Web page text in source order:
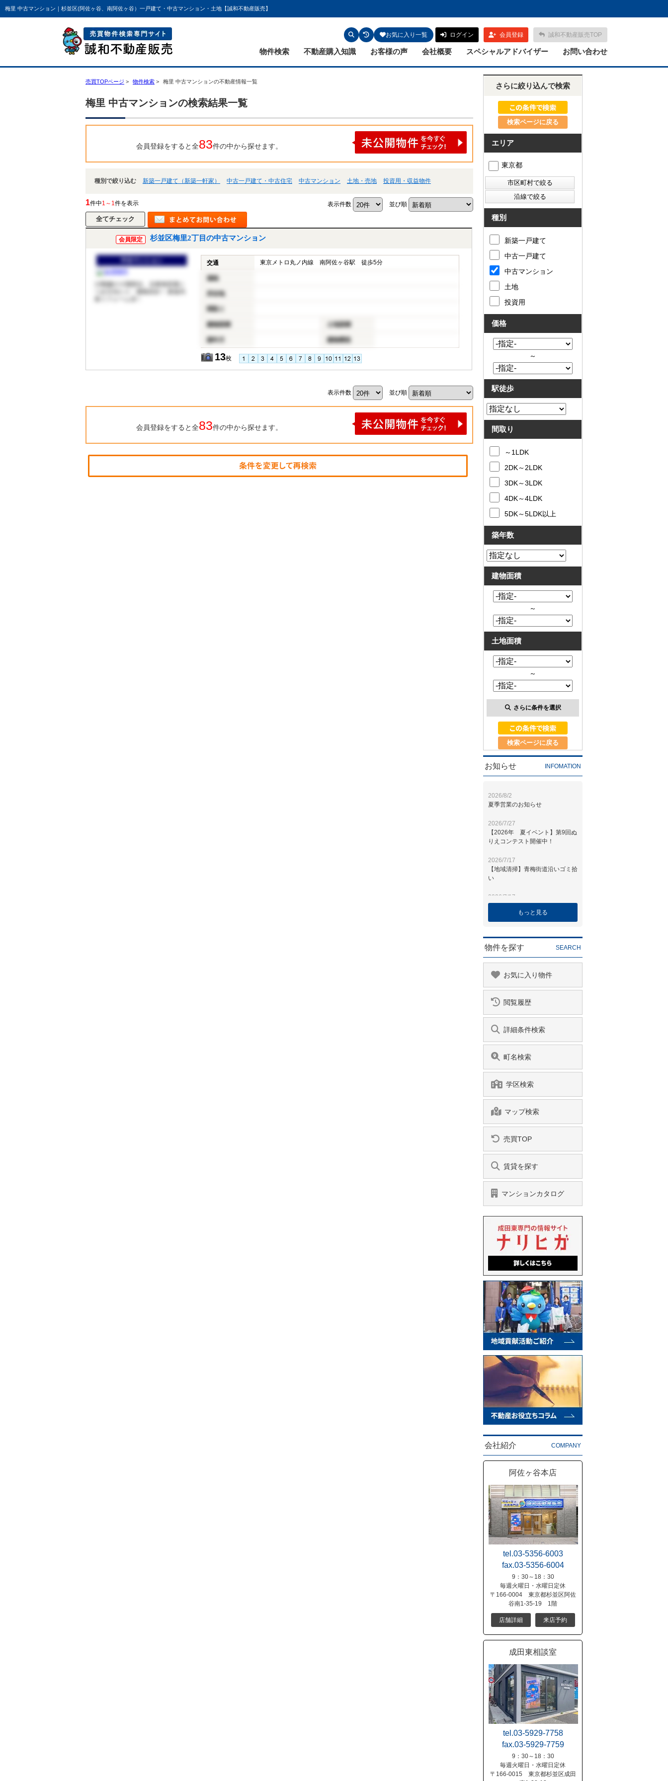
梅里 中古マンション｜杉並区(阿佐ヶ谷、南阿佐ヶ谷）一戸建て・中古マンション・土地【誠和不動産販売】
ログイン 会員登録 誠和不動産販売TOP
お気に入り一覧
物件検索 不動産購入知識 お客様の声 会社概要 スペシャルアドバイザー お問い合わせ
売買TOPページ 物件検索 梅里 中古マンションの不動産情報一覧
梅里 中古マンションの検索結果一覧
会員登録をすると全83件の中から探せます。
種別で絞り込む 新築一戸建て（新築一軒家） 中古一戸建て・中古住宅 中古マンション 土地・売地 投資用・収益物件
1件中1～1件を表示 表示件数 並び順
会員限定 杉並区梅里2丁目の中古マンション
交通 東京メトロ丸ノ内線 南阿佐ヶ谷駅 徒歩5分
価格
間取り
建物面積 土地面積
築年月 建物構造
13枚
表示件数 並び順
会員登録をすると全83件の中から探せます。
さらに絞り込んで検索
検索ページに戻る
エリア
東京都
種別
新築一戸建て
中古一戸建て
中古マンション
土地
投資用
価格
～
駅徒歩
間取り
～1LDK
2DK～2LDK
3DK～3LDK
4DK～4LDK
5DK～5LDK以上
築年数
建物面積
～
土地面積
～
さらに条件を選択
検索ページに戻る
お知らせ INFOMATION
もっと見る
物件を探す SEARCH
お気に入り物件
閲覧履歴
詳細条件検索
町名検索
学区検索
マップ検索
売買TOP
賃貸を探す
マンションカタログ
会社紹介 COMPANY
阿佐ヶ谷本店
tel.03-5356-6003
fax.03-5356-6004
9：30～18：30
毎週火曜日・水曜日定休
〒166-0004 東京都杉並区阿佐
谷南1-35-19 1階
店舗詳細 来店予約
成田東相談室
tel.03-5929-7758
fax.03-5929-7759
9：30～18：30
毎週火曜日・水曜日定休
〒166-0015 東京都杉並区成田